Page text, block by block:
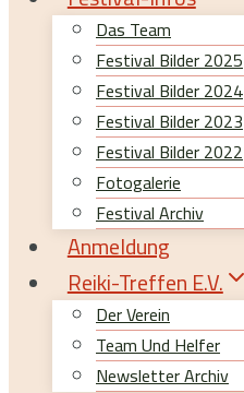
Das Team
Festival Bilder 2025
Festival Bilder 2024
Festival Bilder 2023
Festival Bilder 2022
Fotogalerie
Festival Archiv
Anmeldung
Reiki-Treffen E.V.
Der Verein
Team Und Helfer
Newsletter Archiv